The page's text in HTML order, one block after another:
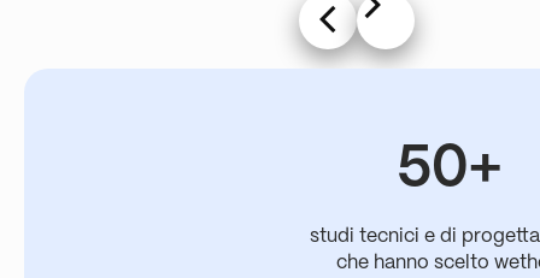
50+
studi tecnici e di
che hanno scelto